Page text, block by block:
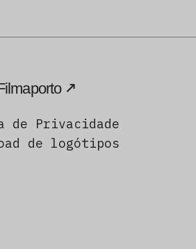
de Privacidade
de logótipos